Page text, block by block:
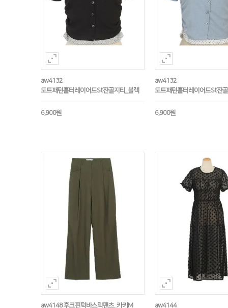
aw4132
도트패턴홀터레이어드St잔골지티_블랙
6,900원
aw4132
도트패턴홀터레이어드St잔
6,900원
aw4148 후크핀턱바스락팬츠_카키M aw4144